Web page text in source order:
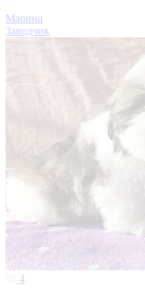
Марина
Заводчик
4